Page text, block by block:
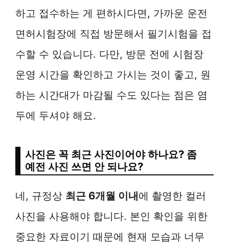
하고 접수하는 게 편하시다면, 가까운 운전
면허시험장에 직접 방문해서 필기시험을 접
수할 수 있습니다. 다만, 방문 전에 시험장
운영 시간을 확인하고 가시는 것이 좋고, 원
하는 시간대가 마감될 수도 있다는 점은 염
두에 두셔야 해요.
사진은 꼭 최근 사진이어야 하나요? 좀
예전 사진 쓰면 안 되나요?
네, 규정상 최근 6개월 이내에 촬영한 컬러
사진을 사용해야 합니다. 본인 확인을 위한
중요한 자료이기 때문에 현재 모습과 너무